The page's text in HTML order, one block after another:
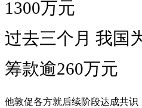
1300万元
过去三个月 我国
筹款逾260万元
他敦促各方就后续阶段达成共